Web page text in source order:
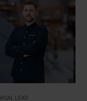
LEAD